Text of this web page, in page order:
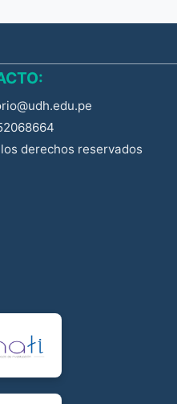
derechos reservados